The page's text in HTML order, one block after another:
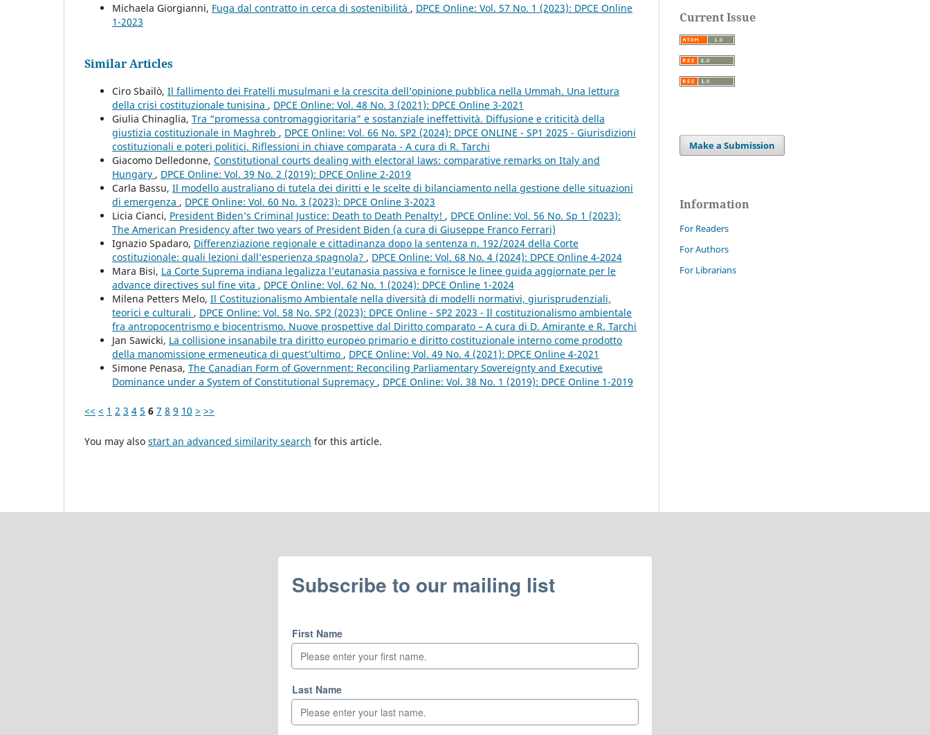
Michaela Giorgianni, Fuga dal contratto in cerca di sostenibilità , DPCE Online: Vol. 57 No. 1 (2023): DPCE Online
1-2023
Similar Articles
Ciro Sbailò, Il fallimento dei Fratelli musulmani e la crescita dell’opinione pubblica nella Ummah. Una lettura
della crisi costituzionale tunisina , DPCE Online: Vol. 48 No. 3 (2021): DPCE Online 3-2021
Giulia Chinaglia, Tra “promessa contromaggioritaria” e sostanziale ineffettività. Diffusione e criticità della
giustizia costituzionale in Maghreb , DPCE Online: Vol. 66 No. SP2 (2024): DPCE ONLINE - SP1 2025 - Giurisdizioni
costituzionali e poteri politici. Riflessioni in chiave comparata - A cura di R. Tarchi
Giacomo Delledonne, Constitutional courts dealing with electoral laws: comparative remarks on Italy and
Hungary , DPCE Online: Vol. 39 No. 2 (2019): DPCE Online 2-2019
Carla Bassu, Il modello australiano di tutela dei diritti e le scelte di bilanciamento nella gestione delle situazioni
di emergenza , DPCE Online: Vol. 60 No. 3 (2023): DPCE Online 3-2023
Licia Cianci, President Biden’s Criminal Justice: Death to Death Penalty! , DPCE Online: Vol. 56 No. Sp 1 (2023):
The American Presidency after two years of President Biden (a cura di Giuseppe Franco Ferrari)
Ignazio Spadaro, Differenziazione regionale e cittadinanza dopo la sentenza n. 192/2024 della Corte
costituzionale: quali lezioni dall’esperienza spagnola? , DPCE Online: Vol. 68 No. 4 (2024): DPCE Online 4-2024
Mara Bisi, La Corte Suprema indiana legalizza l’eutanasia passiva e fornisce le linee guida aggiornate per le
advance directives sul fine vita , DPCE Online: Vol. 62 No. 1 (2024): DPCE Online 1-2024
Milena Petters Melo, Il Costituzionalismo Ambientale nella diversità di modelli normativi, giurisprudenziali,
teorici e culturali , DPCE Online: Vol. 58 No. SP2 (2023): DPCE Online - SP2 2023 - Il costituzionalismo ambientale
fra antropocentrismo e biocentrismo. Nuove prospettive dal Diritto comparato – A cura di D. Amirante e R. Tarchi
Jan Sawicki, La collisione insanabile tra diritto europeo primario e diritto costituzionale interno come prodotto
della manomissione ermeneutica di quest’ultimo , DPCE Online: Vol. 49 No. 4 (2021): DPCE Online 4-2021
Simone Penasa, The Canadian Form of Government: Reconciling Parliamentary Sovereignty and Executive
Dominance under a System of Constitutional Supremacy , DPCE Online: Vol. 38 No. 1 (2019): DPCE Online 1-2019
<< < 1 2 3 4 5 6 7 8 9 10 > >>
You may also start an advanced similarity search for this article.
Current Issue
Make a Submission
Information
For Readers
For Authors
For Librarians